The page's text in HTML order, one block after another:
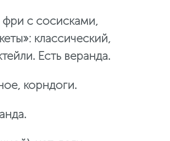
с сосисками,
классический,
Есть веранда.
корндоги.